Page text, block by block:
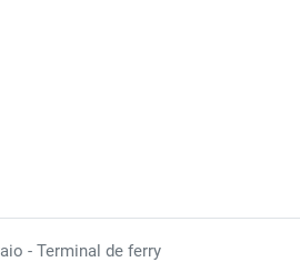
- Terminal de ferry